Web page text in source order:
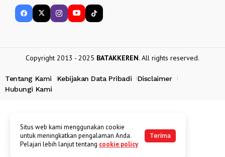
Copyright 2013 - 2025 BATAKKEREN. All rights reserved.
Tentang Kami Kebijakan Data Pribadi
Disclaimer
Hubungi Kami
Situs web kami menggunakan cookie
untuk meningkatkan pengalaman Anda.
Pelajari lebih lanjut tentang cookie policy
Terima